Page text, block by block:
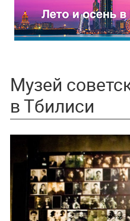
Музей
в Тбилиси